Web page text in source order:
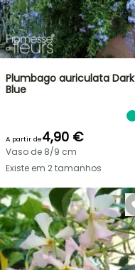
Plumbago auriculata Dark
Blue
A partir de4,90 €
Vaso de 8/9 cm
Existe em 2 tamanhos